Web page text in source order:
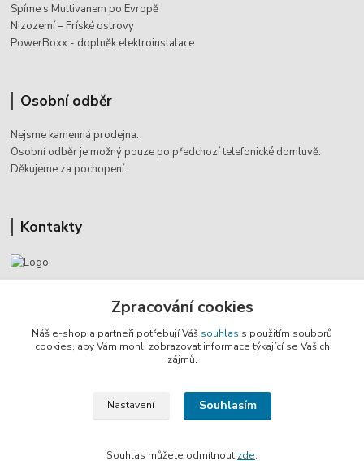
Spíme s Multivanem po Evropě
Nizozemí – Fríské ostrovy
PowerBoxx - doplněk elektroinstalace
Osobní odběr
Nejsme kamenná prodejna.
Osobní odběr je možný pouze po předchozí telefonické domluvě.
Děkujeme za pochopení.
Kontakty
+420 602 455 633
info@multivan-shop.cz
Zpracování cookies
Náš e-shop a partneři potřebují Váš souhlas s použitím souborů
cookies, aby Vám mohli zobrazovat informace týkající se Vašich
zájmů.
Nastavení Souhlasím
Souhlas můžete odmítnout zde.